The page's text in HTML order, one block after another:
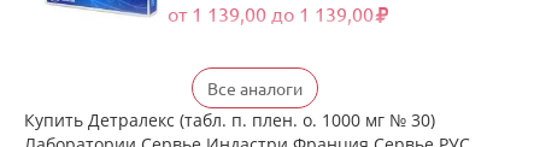
от 1 139,00 до 1 139,00
Детралекс (табл. п. плен. о. 500 мг №
60) Лаборатории Сервье Индастри
Франция Сервье РУС ООО Россия
есть в 3 аптеках
Все аналоги
Купить Детралекс (табл. п. плен. о. 1000 мг № 30)